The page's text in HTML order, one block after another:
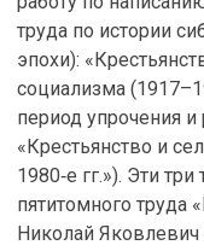
труда по истории
эпохи):
социализма
период упрочения и
«Крестьянство и
1980‑е гг.»). Эти
пятитомного труда
Николай Яковлевич